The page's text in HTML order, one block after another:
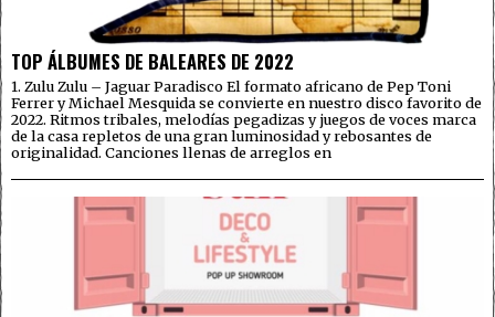
TOP ÁLBUMES DE BALEARES DE 2022
1. Zulu Zulu – Jaguar Paradisco El formato africano de Pep Toni
Ferrer y Michael Mesquida se convierte en nuestro disco favorito de
2022. Ritmos tribales, melodías pegadizas y juegos de voces marca
de la casa repletos de una gran luminosidad y rebosantes de
originalidad. Canciones llenas de arreglos en